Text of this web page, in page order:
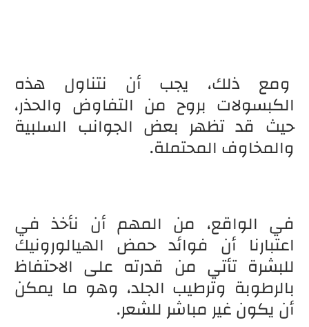
ومع ذلك، يجب أن نتناول هذه
الكبسولات بروح من التفاوض والحذر،
حيث قد تظهر بعض الجوانب السلبية
والمخاوف المحتملة.
في الواقع، من المهم أن نأخذ في
اعتبارنا أن فوائد حمض الهيالورونيك
للبشرة تأتي من قدرته على الاحتفاظ
بالرطوبة وترطيب الجلد، وهو ما يمكن
أن يكون غير مباشر للشعر.